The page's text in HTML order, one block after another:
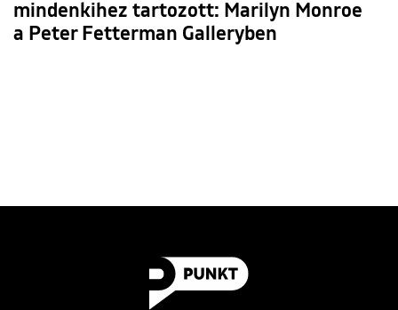
mindenkihez tartozott: Marilyn Monroe
a Peter Fetterman Galleryben